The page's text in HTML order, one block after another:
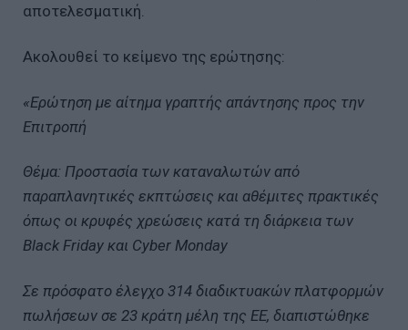
αποτελεσματική.
Ακολουθεί το κείμενο της ερώτησης:
«Ερώτηση με αίτημα γραπτής απάντησης προς την
Επιτροπή
Θέμα: Προστασία των καταναλωτών από
παραπλανητικές εκπτώσεις και αθέμιτες πρακτικές
όπως οι κρυφές χρεώσεις κατά τη διάρκεια των
Black Friday και Cyber Monday
Σε πρόσφατο έλεγχο 314 διαδικτυακών πλατφορμών
πωλήσεων σε 23 κράτη μέλη της ΕΕ, διαπιστώθηκε